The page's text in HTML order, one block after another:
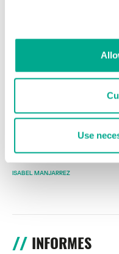
Use
ÚLTIMAS
Wardriving en México:
la Copa Mundial de Fútbol
ISABEL MANJARREZ
INFORMES